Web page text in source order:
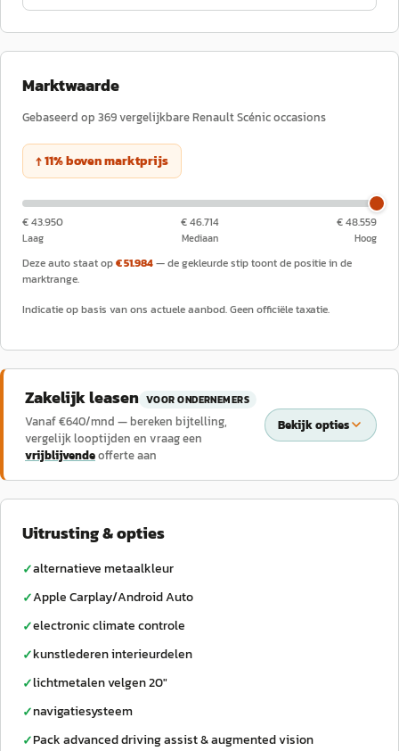
Marktwaarde
Gebaseerd op 369vergelijkbareRenaultScénicoccasions
↑11%bovenmarktprijs
€ 43.950
Laag
€ 46.714
Mediaan
€ 48.559
Hoog
Deze auto staat op€ 51.984— de gekleurde stip toont de positie in de
marktrange.
Indicatie op basis van ons actuele aanbod. Geen officiële taxatie.
Zakelijk leasen VOOR ONDERNEMERS
Vanaf €640/mnd — bereken bijtelling,
vergelijk looptijden en vraag een
vrijblijvendeofferte aan
Bekijk opties
Uitrusting & opties
✓alternatieve metaalkleur
✓Apple Carplay/Android Auto
✓electronic climate controle
✓kunstlederen interieurdelen
✓lichtmetalen velgen 20"
✓navigatiesysteem
✓Pack advanced driving assist & augmented vision